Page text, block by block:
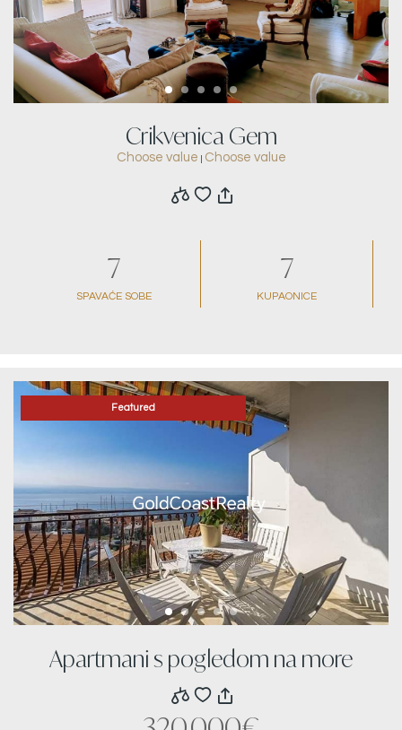
Crikvenica Gem
Choose value Choose value
7
SPAVAĆE SOBE
7
KUPAONICE
Featured
Apartmani s pogledom na more